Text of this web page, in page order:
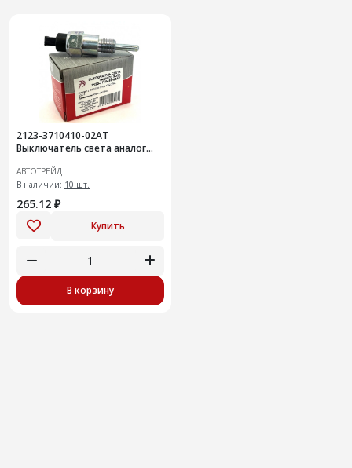
2123-3710410-02АТ
Выключатель света аналог
АВТОТРЕЙД
В наличии: 10 шт.
265.12 ₽
Купить
В корзину